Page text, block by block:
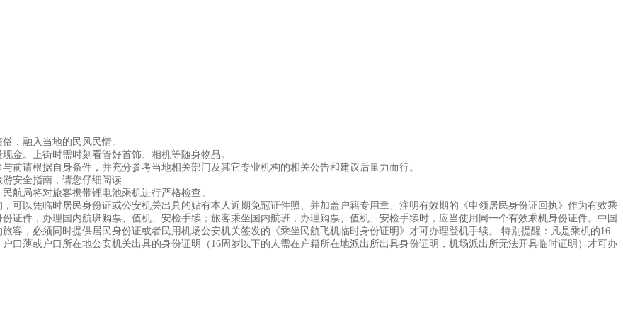
，融入当地的民风民情。
金。上街时需时刻看管好首饰、相机等随身物品。
前请根据自身条件，并充分参考当地相关部门及其它专业机构的相关公告和建议后量力而行。
安全指南，请您仔细阅读
航局将对旅客携带锂电池乘机进行严格检查。
可以凭临时居民身份证或公安机关出具的贴有本人近期免冠证件照、并加盖户籍专用章、注明有效期的《申领居民身份证回执》作为有效乘
证件，办理国内航班购票、值机、安检手续；旅客乘坐国内航班，办理购票、值机、安检手续时，应当使用同一个有效乘机身份证件。中国
客，必须同时提供居民身份证或者民用机场公安机关签发的《乘坐民航飞机临时身份证明》才可办理登机手续。 特别提醒：凡是乘机的16
口薄或户口所在地公安机关出具的身份证明（16周岁以下的人需在户籍所在地派出所出具身份证明，机场派出所无法开具临时证明）才可办